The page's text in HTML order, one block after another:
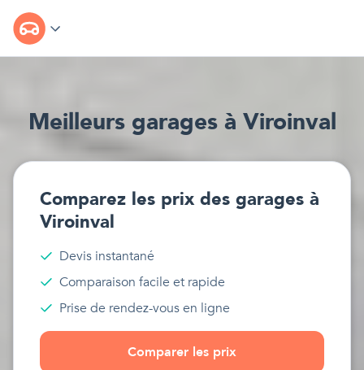
Meilleurs garagesà Viroinval
Comparez les prix des garages à
Viroinval
Devis instantané
Comparaison facile et rapide
Prise de rendez-vous en ligne
Comparer les prix